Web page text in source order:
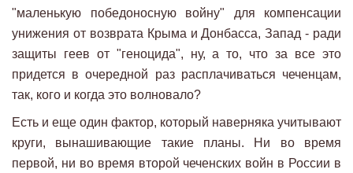
"маленькую победоносную войну" для компенсации
унижения от возврата Крыма и Донбасса, Запад - ради
защиты геев от "геноцида", ну, а то, что за все это
придется в очередной раз расплачиваться чеченцам,
так, кого и когда это волновало?
Есть и еще один фактор, который наверняка учитывают
круги, вынашивающие такие планы. Ни во время
первой, ни во время второй чеченских войн в России в